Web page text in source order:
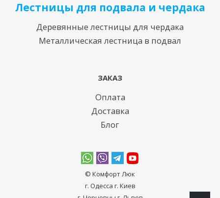
Лестницы для подвала и чердака
Деревянные лестницы для чердака
Металлическая лестница в подвал
ЗАКАЗ
Оплата
Доставка
Блог
© Комфорт Люк
г. Одесcа г. Киев